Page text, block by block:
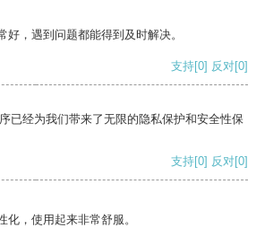
好，遇到问题都能得到及时解决。
支持[0] 反对[0]
已经为我们带来了无限的隐私保护和安全性保
支持[0] 反对[0]
，使用起来非常舒服。